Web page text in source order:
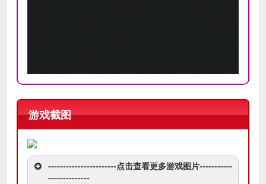
游戏截图
-----------------------点击查看更多游戏图片-----------
--------------